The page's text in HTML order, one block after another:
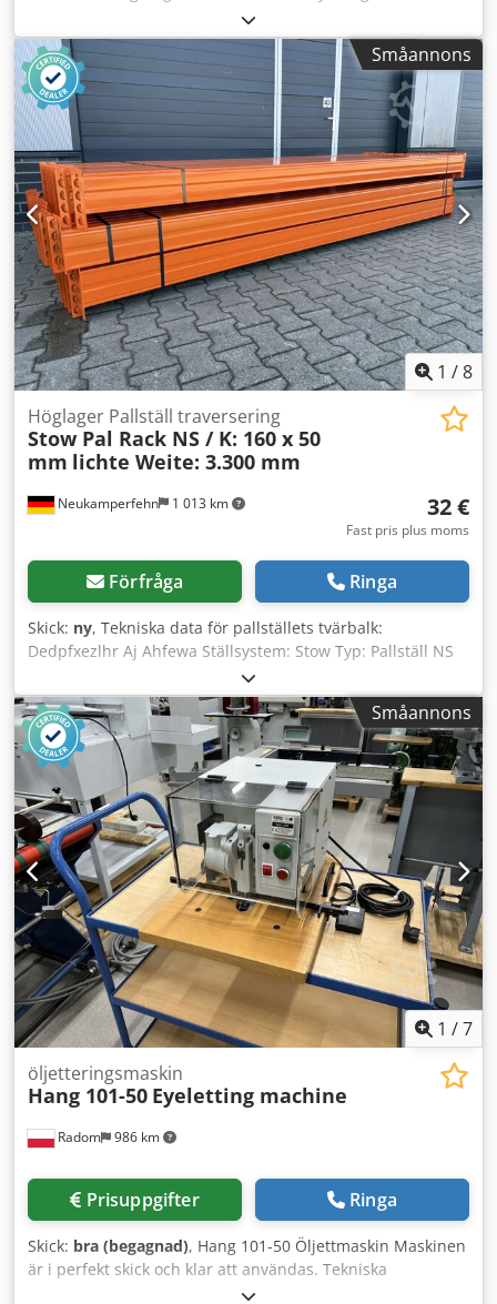
en statlig institution. Beskrivning: Arbetsbredd upp till 500
mm. Arkets längd upp till 999 mm. Programmerare med
möjlighet att lagra upp till 28
bignings-/perforeringspositioner. Automatisk arkmatning,
maskinen har inbyggd Becker-kompressor. Dwodszlgcyspfx
Ahfsa Lättanvänt kontrollpanel med möjlighet att lagra upp
till 99 program. Stabil metallkonstruktion monterad på hjul
för enkel förflyttning. Ett längsgående perforeringsverktyg
ingår. Bigning av digitala tryck och laminerade ark är
möjligt. Fyra bigningsbredder medföljer maskinen. Stort
arbetsbord. 230V strömförsörjning. Vikt 190 kg.
Småannons
1 /8
Neukamperfehn 1 013 km
Höglager Pallställ traversering
Stow Pal Rack NS / K: 160 x 50
mm lichte Weite: 3.300 mm
32 €
Fast pris plus moms
Förfråga Ringa
Skick: ny, Tekniska data för pallställets tvärbalk:
Dedpfxezlhr Aj Ahfewa Ställsystem: Stow Typ: Pallställ NS
Innehållet i leveransen är: 1 x pallställets tvärbalk, ny
Materialfärg: RAL 2004 orange Profil: 160 x 50 mm
Tvärbalkstyp: PNB0436 Fäste: 4 HK (krok) Fri bredd: ca 3
300 mm Maximal belastning per tvärbalkspar: 4 500 kg vid
jämnt fördelad last 2 x säkringstappar, begagnade
Utförande: fullständigt galvaniserad För att säkra de
längsgående balkarna mot oavsiktligt lyft Dina
kontaktpersoner hos oss: Herr: Andre Evering Herr: Mario
Klöver Herr: Falk Deutsch Allmän information om artikeln:
Denna artikel erbjuds endast för avhämtning. Om
transport önskas utöver detta, eller om artikeln ska skickas,
medför detta ytterligare kostnader, vilka kan efterfrågas
separat beroende på leveransadress och omfattning.
Småannons
1 /7
Radom 986 km
öljetteringsmaskin
Hang 101-50 Eyeletting machine
Prisuppgifter Ringa
Skick: bra (begagnad), Hang 101-50 Öljettmaskin Maskinen
är i perfekt skick och klar att användas. Tekniska
specifikationer: 1 öljett-huvud (Hang 271 öljett,